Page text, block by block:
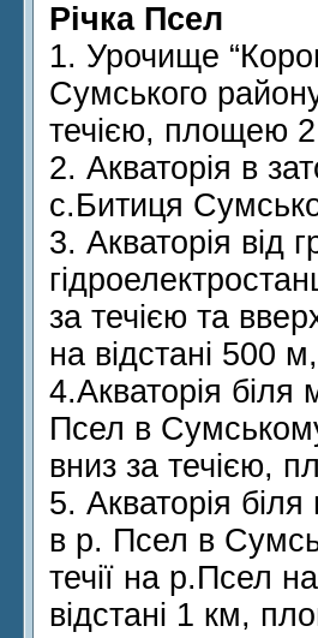
Річка Псел
1. Урочище
Сумського
течією, площею 2
2. Акваторія в
с.Битиця
3. Акваторія від
за течією та
на відстані 500
4.Акваторія
Псел в
вниз за течією,
5. Акваторія
в р. Псел в
течії на р.Псел на
відстані 1 км,